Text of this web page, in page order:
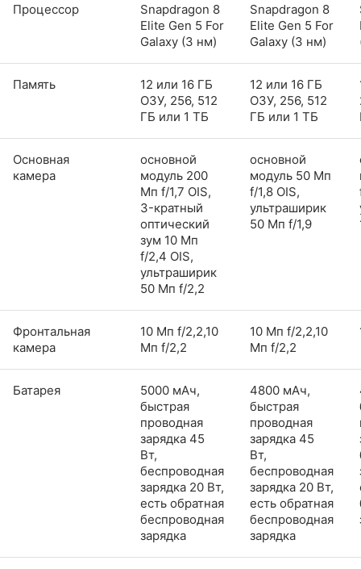
Процессор
Snapdragon 8
Elite Gen 5 For
Galaxy (3 нм)
Snapdragon 8
Elite Gen 5 For
Galaxy (3 нм)
Память
12 или 16 ГБ
ОЗУ, 256, 512
ГБ или 1 ТБ
12 или 16 ГБ
ОЗУ, 256, 512
ГБ или 1 ТБ
Основная
камера
основной
модуль 200
Мп f/1,7 OIS,
3-кратный
оптический
зум 10 Мп
f/2,4 OIS,
ультраширик
50 Мп f/2,2
основной
модуль 50 Мп
f/1,8 OIS,
ультраширик
50 Мп f/1,9
Фронтальная
камера
10 Мп f/2,2,10
Мп f/2,2
10 Мп f/2,2,10
Мп f/2,2
Батарея
5000 мАч,
быстрая
проводная
зарядка 45
Вт,
беспроводная
зарядка 20 Вт,
есть обратная
беспроводная
зарядка
4800 мАч,
быстрая
проводная
зарядка 45
Вт,
беспроводная
зарядка 20 Вт,
есть обратная
беспроводная
зарядка